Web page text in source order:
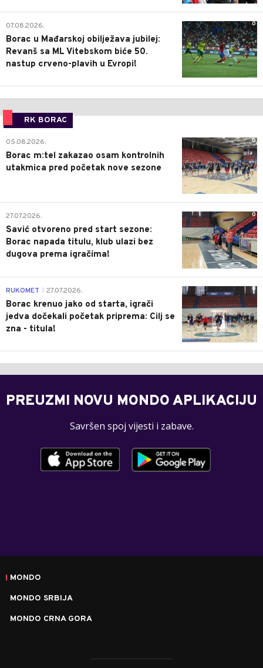
0
07.08.2026.
Borac u Mađarskoj obilježava jubilej:
Revanš sa ML Vitebskom biće 50.
nastup crveno-plavih u Evropi!
RK BORAC
0
05.08.2026.
Borac m:tel zakazao osam kontrolnih
utakmica pred početak nove sezone
0
27.07.2026.
Savić otvoreno pred start sezone:
Borac napada titulu, klub ulazi bez
dugova prema igračima!
0
RUKOMET 27.07.2026.
Borac krenuo jako od starta, igrači
jedva dočekali početak priprema: Cilj se
zna - titula!
PREUZMI NOVU MONDO APLIKACIJU
Savršen spoj vijesti i zabave.
MONDO
MONDO SRBIJA
MONDO CRNA GORA